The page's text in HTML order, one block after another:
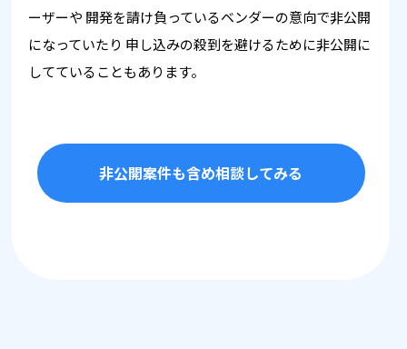
ーザーや 開発を請け負っているベンダーの意向で非公開
になっていたり 申し込みの殺到を避けるために非公開に
してていることもあります。
非公開案件も含め相談してみる